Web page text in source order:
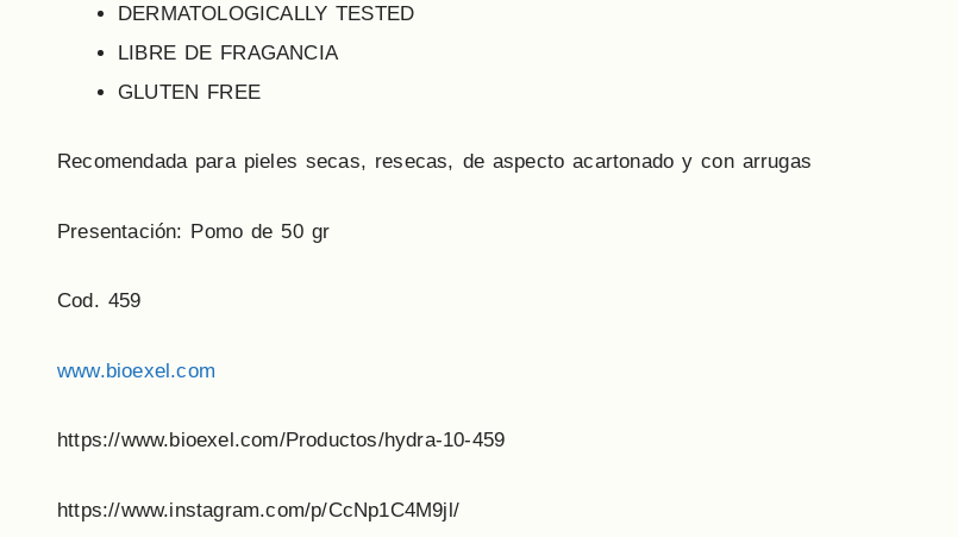
DERMATOLOGICALLY TESTED
LIBRE DE FRAGANCIA
GLUTEN FREE
Recomendada para pieles secas, resecas, de aspecto acartonado y con arrugas
Presentación: Pomo de 50 gr
Cod. 459
www.bioexel.com
https://www.bioexel.com/Productos/hydra-10-459
https://www.instagram.com/p/CcNp1C4M9jl/